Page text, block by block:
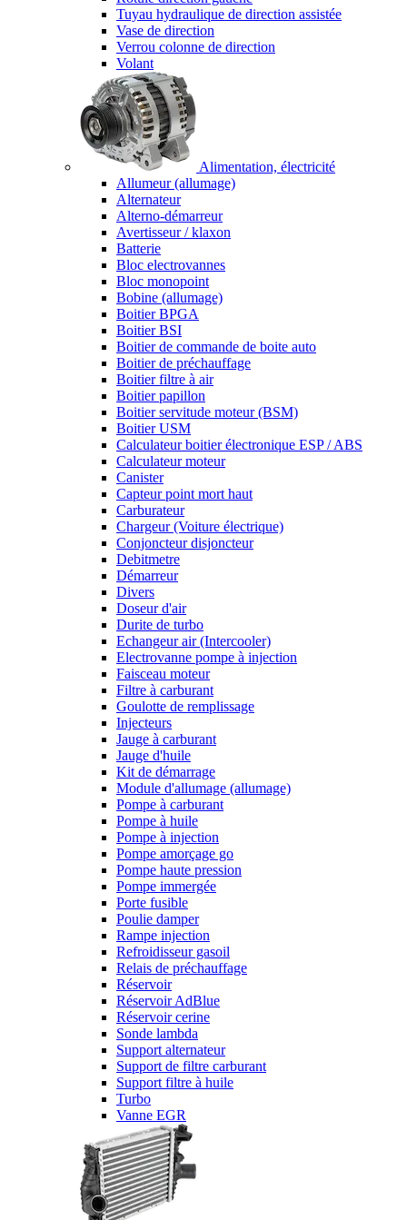
Tuyau hydraulique de direction assistée
Vase de direction
Verrou colonne de direction
Volant
Alimentation, électricité
Allumeur (allumage)
Alternateur
Alterno-démarreur
Avertisseur / klaxon
Batterie
Bloc electrovannes
Bloc monopoint
Bobine (allumage)
Boitier BPGA
Boitier BSI
Boitier de commande de boite auto
Boitier de préchauffage
Boitier filtre à air
Boitier papillon
Boitier servitude moteur (BSM)
Boitier USM
Calculateur boitier électronique ESP / ABS
Calculateur moteur
Canister
Capteur point mort haut
Carburateur
Chargeur (Voiture électrique)
Conjoncteur disjoncteur
Debitmetre
Démarreur
Divers
Doseur d'air
Durite de turbo
Echangeur air (Intercooler)
Electrovanne pompe à injection
Faisceau moteur
Filtre à carburant
Goulotte de remplissage
Injecteurs
Jauge à carburant
Jauge d'huile
Kit de démarrage
Module d'allumage (allumage)
Pompe à carburant
Pompe à huile
Pompe à injection
Pompe amorçage go
Pompe haute pression
Pompe immergée
Porte fusible
Poulie damper
Rampe injection
Refroidisseur gasoil
Relais de préchauffage
Réservoir
Réservoir AdBlue
Réservoir cerine
Sonde lambda
Support alternateur
Support de filtre carburant
Support filtre à huile
Turbo
Vanne EGR